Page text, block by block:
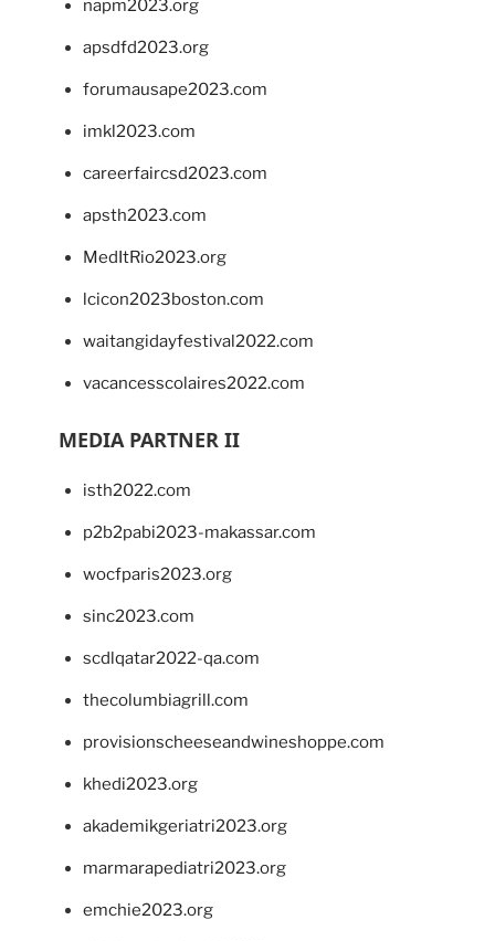
napm2023.org
apsdfd2023.org
forumausape2023.com
imkl2023.com
careerfaircsd2023.com
apsth2023.com
MedItRio2023.org
lcicon2023boston.com
waitangidayfestival2022.com
vacancesscolaires2022.com
MEDIA PARTNER II
isth2022.com
p2b2pabi2023-makassar.com
wocfparis2023.org
sinc2023.com
scdlqatar2022-qa.com
thecolumbiagrill.com
provisionscheeseandwineshoppe.com
khedi2023.org
akademikgeriatri2023.org
marmarapediatri2023.org
emchie2023.org